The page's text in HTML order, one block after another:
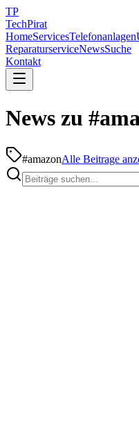
TP
TechPirat
HomeServicesTelefonanlagen
ReparaturserviceNewsSuche
Kontakt
News zu
#amazonAlle Beitrage